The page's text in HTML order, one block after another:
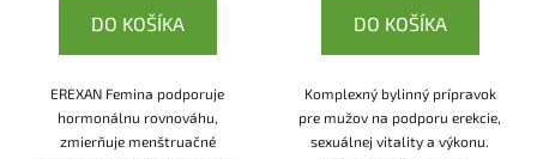
DO KOŠÍKA
EREXAN Femina podporuje
hormonálnu rovnováhu,
zmierňuje menštruačné
DO KOŠÍKA
Komplexný bylinný prípravok
pre mužov na podporu erekcie,
sexuálnej vitality a výkonu.